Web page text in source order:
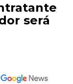
será